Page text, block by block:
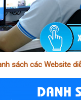
sách các Website